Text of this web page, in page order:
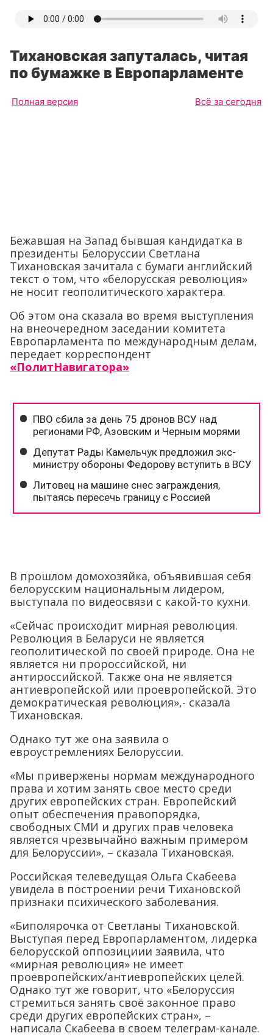
Тихановская запуталась, читая
по бумажке в Европарламенте
Полная версия Всё за сегодня
Бежавшая на Запад бывшая кандидатка в
президенты Белоруссии Светлана
Тихановская зачитала с бумаги английский
текст о том, что «белорусская революция»
не носит геополитического характера.
Об этом она сказала во время выступления
на внеочередном заседании комитета
Европарламента по международным делам,
передает корреспондент
«ПолитНавигатора»
В прошлом домохозяйка, объявившая себя
белорусским национальным лидером,
выступала по видеосвязи с какой-то кухни.
«Сейчас происходит мирная революция.
Революция в Беларуси не является
геополитической по своей природе. Она не
является ни пророссийской, ни
антироссийской. Также она не является
антиевропейской или проевропейской. Это
демократическая революция»,- сказала
Тихановская.
Однако тут же она заявила о
евроустремлениях Белоруссии.
«Мы привержены нормам международного
права и хотим занять свое место среди
других европейских стран. Европейский
опыт обеспечения правопорядка,
свободных СМИ и других прав человека
является чрезвычайно важным примером
для Белоруссии», – сказала Тихановская.
Российская телеведущая Ольга Скабеева
увидела в построении речи Тихановской
признаки психического заболевания.
«Биполярочка от Светланы Тихановской.
Выступая перед Европарламентом, лидерка
белорусской оппозициии заявила, что
«мирная революция» не имеет
проевропейских/антиевропейских целей.
Однако тут же говорит, что «Белоруссия
стремиться занять своё законное право
среди других европейских стран», –
написала Скабеева в своем телеграм-канале.